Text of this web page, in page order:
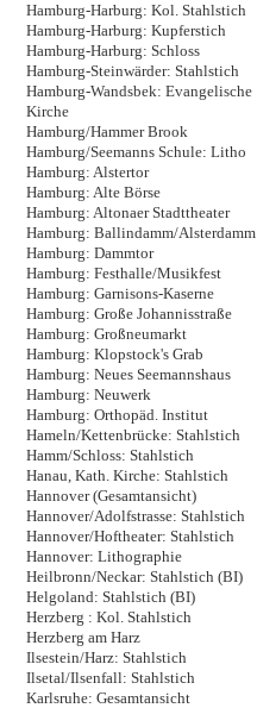
Hamburg-Harburg: Kol. Stahlstich
Hamburg-Harburg: Kupferstich
Hamburg-Harburg: Schloss
Hamburg-Steinwärder: Stahlstich
Hamburg-Wandsbek: Evangelische
Kirche
Hamburg/Hammer Brook
Hamburg/Seemanns Schule: Litho
Hamburg: Alstertor
Hamburg: Alte Börse
Hamburg: Altonaer Stadttheater
Hamburg: Ballindamm/Alsterdamm
Hamburg: Dammtor
Hamburg: Festhalle/Musikfest
Hamburg: Garnisons-Kaserne
Hamburg: Große Johannisstraße
Hamburg: Großneumarkt
Hamburg: Klopstock's Grab
Hamburg: Neues Seemannshaus
Hamburg: Neuwerk
Hamburg: Orthopäd. Institut
Hameln/Kettenbrücke: Stahlstich
Hamm/Schloss: Stahlstich
Hanau, Kath. Kirche: Stahlstich
Hannover (Gesamtansicht)
Hannover/Adolfstrasse: Stahlstich
Hannover/Hoftheater: Stahlstich
Hannover: Lithographie
Heilbronn/Neckar: Stahlstich (BI)
Helgoland: Stahlstich (BI)
Herzberg : Kol. Stahlstich
Herzberg am Harz
Ilsestein/Harz: Stahlstich
Ilsetal/Ilsenfall: Stahlstich
Karlsruhe: Gesamtansicht